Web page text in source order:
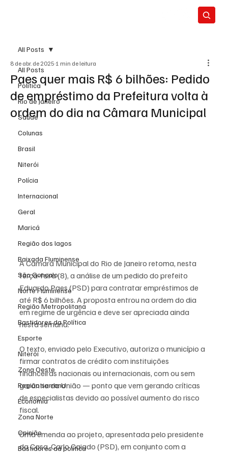
All Posts
Política
Rio de Janeiro
Saúde
Colunas
Brasil
Niterói
Polícia
Internacional
Geral
Maricá
Região dos lagos
Baixada Fluminense
São Gonçalo
Norte Fluminense
Região Metropolitana
Bastidores da Política
Esporte
Niterói
Zona Oeste
Região serrana
Economia
Zona Norte
Opinião
Bastidores da política
All Posts
Paes quer mais R$ 6 bilhões: Pedido
de empréstimo da Prefeitura volta à
ordem do dia na Câmara Municipal
8 de abr. de 2025 1 min de leitura
A Câmara Municipal do Rio de Janeiro retoma, nesta
terça-feira (8), a análise de um pedido do prefeito
Eduardo Paes (PSD) para contratar empréstimos de
até R$ 6 bilhões. A proposta entrou na ordem do dia
em regime de urgência e deve ser apreciada ainda
nesta semana.
O texto, enviado pelo Executivo, autoriza o município a
firmar contratos de crédito com instituições
financeiras nacionais ou internacionais, com ou sem
garantia da União — ponto que vem gerando críticas
de especialistas devido ao possível aumento do risco
fiscal.
Uma emenda ao projeto, apresentada pelo presidente
da Casa, Carlo Caiado (PSD), em conjunto com a